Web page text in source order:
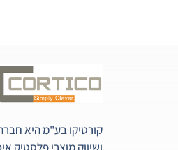
קורטיקו בע"מ היא